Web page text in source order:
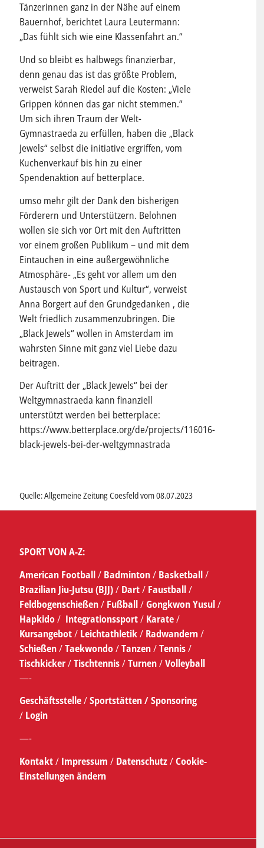
Tänzerinnen ganz in der Nähe auf einem
Bauernhof, berichtet Laura Leutermann:
„Das fühlt sich wie eine Klassenfahrt an.“
Und so bleibt es halbwegs finanzierbar,
denn genau das ist das größte Problem,
verweist Sarah Riedel auf die Kosten: „Viele
Grippen können das gar nicht stemmen.“
Um sich ihren Traum der Welt-
Gymnastraeda zu erfüllen, haben die „Black
Jewels“ selbst die initiative ergriffen, vom
Kuchenverkauf bis hin zu einer
Spendenaktion auf betterplace.
umso mehr gilt der Dank den bisherigen
Förderern und Unterstützern. Belohnen
wollen sie sich vor Ort mit den Auftritten
vor einem großen Publikum – und mit dem
Eintauchen in eine außergewöhnliche
Atmosphäre- „Es geht vor allem um den
Austausch von Sport und Kultur“, verweist
Anna Borgert auf den Grundgedanken , die
Welt friedlich zusammenzubringen. Die
„Black Jewels“ wollen in Amsterdam im
wahrsten Sinne mit ganz viel Liebe dazu
beitragen.
Der Auftritt der „Black Jewels“ bei der
Weltgymnastraeda kann finanziell
unterstützt werden bei betterplace:
https://www.betterplace.org/de/projects/116016-
black-jewels-bei-der-weltgymnastrada
Quelle: Allgemeine Zeitung Coesfeld vom 08.07.2023
SPORT VON A-Z:
American Football/ Badminton/ Basketball/
Brazilian Jiu-Jutsu (BJJ)/ Dart/ Faustball/
Feldbogenschießen/ Fußball/Gongkwon Yusul/
Hapkido/ Integrationssport/ Karate/
Kursangebot/Leichtathletik/ Radwandern/
Schießen/Taekwondo/Tanzen/Tennis/
Tischkicker/Tischtennis/Turnen/Volleyball
—-
Geschäftsstelle/Sportstätten /Sponsoring
/ Login
—-
Kontakt/ Impressum / Datenschutz/Cookie-
Einstellungen ändern